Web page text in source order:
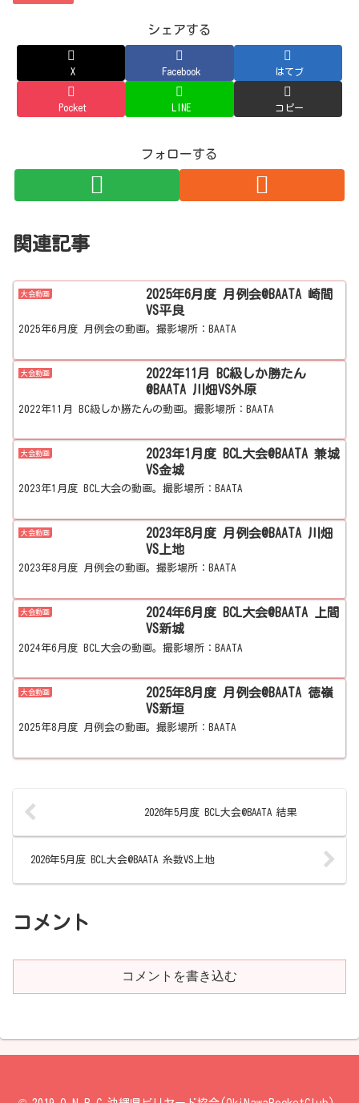
シェアする
X Facebook はてブ
Pocket LINE コピー
フォローする
関連記事
大会動画
2025年6月度 月例会@BAATA 崎間
VS平良
2025年6月度 月例会の動画。撮影場所：BAATA
大会動画
2022年11月 BC級しか勝たん
@BAATA 川畑VS外原
2022年11月 BC級しか勝たんの動画。撮影場所：BAATA
大会動画
2023年1月度 BCL大会@BAATA 兼城
VS金城
2023年1月度 BCL大会の動画。撮影場所：BAATA
大会動画
2023年8月度 月例会@BAATA 川畑
VS上地
2023年8月度 月例会の動画。撮影場所：BAATA
大会動画
2024年6月度 BCL大会@BAATA 上間
VS新城
2024年6月度 BCL大会の動画。撮影場所：BAATA
大会動画
2025年8月度 月例会@BAATA 徳嶺
VS新垣
2025年8月度 月例会の動画。撮影場所：BAATA
2026年5月度 BCL大会@BAATA 結果
2026年5月度 BCL大会@BAATA 糸数VS上地
コメント
コメントを書き込む